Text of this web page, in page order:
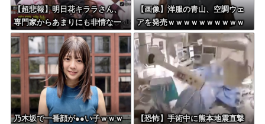
【超悲報】明日花キララさん、
専門家からあまりにも非情な一
言を告げられる
【画像】洋服の青山、空調ウェ
アを発売ｗｗｗｗｗｗｗｗｗｗ
ｗｗｗｗ
乃木坂で一番顔が●●い子ｗｗｗ
【恐怖】手術中に熊本地震直撃